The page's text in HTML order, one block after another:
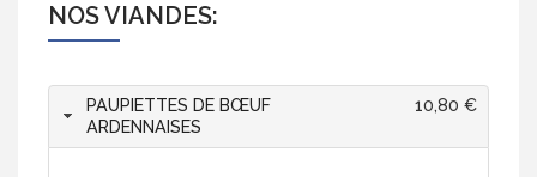
NOS VIANDES:
PAUPIETTES DE BŒUF
ARDENNAISES
10,80 €